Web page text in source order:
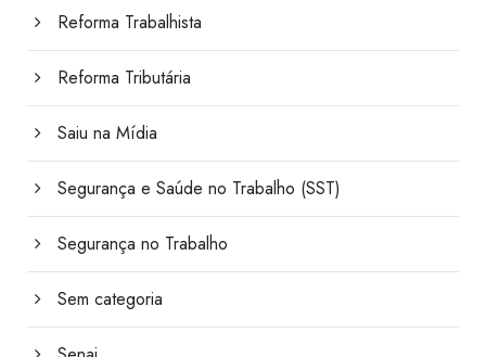
Reforma Trabalhista
Reforma Tributária
Saiu na Mídia
Segurança e Saúde no Trabalho (SST)
Segurança no Trabalho
Sem categoria